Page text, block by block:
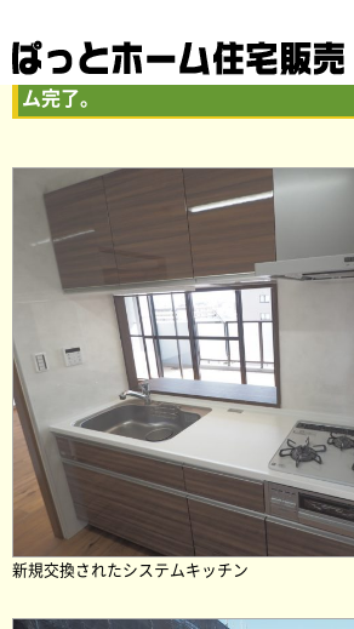
グラン・コート原木中山壱番館9階一
ム完了。
新規交換されたシステムキッチン